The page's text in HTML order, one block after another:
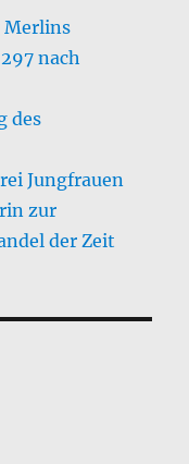
Merlins
nach
des
Jungfrauen
zur
der Zeit